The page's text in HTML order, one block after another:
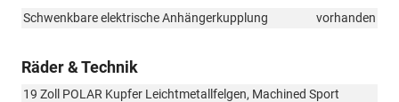
Schwenkbare elektrische Anhängerkupplung vorhanden
Räder & Technik
19 Zoll POLAR Kupfer Leichtmetallfelgen, Machined Sport